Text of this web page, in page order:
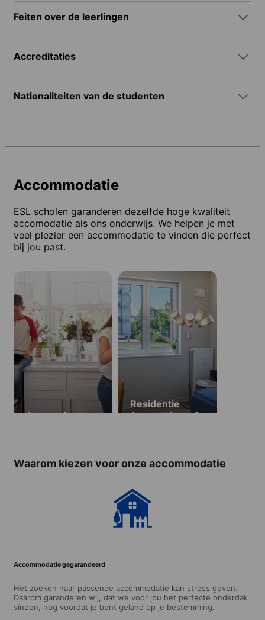
Feiten over de leerlingen
Accreditaties
Nationaliteiten van de studenten
Accommodatie
ESL scholen garanderen dezelfde hoge kwaliteit
accomodatie als ons onderwijs. We helpen je met
veel plezier een accommodatie te vinden die perfect
bij jou past.
Gastgezin
Residentie
Staytoo (vanaf
Waarom kiezen voor onze accommodatie
Accommodatie gegarandeerd
Het zoeken naar passende accommodatie kan stress geven.
Daarom garanderen wij, dat we voor jou het perfecte onderdak
vinden, nog voordat je bent geland op je bestemming.